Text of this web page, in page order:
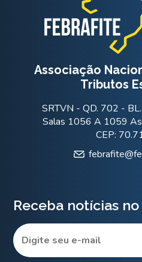
Associação
Tributos
SRTVN - QD. 702 -
Salas 1056 A 1059
CEP:
Receba notícias